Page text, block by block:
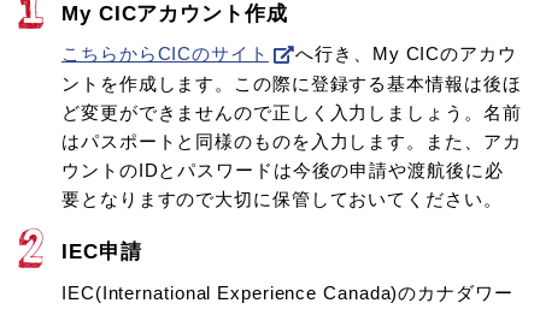
My CICアカウント作成
こちらからCICのサイト
へ行き、My CICのアカウ
ントを作成します。この際に登録する基本情報は後ほ
ど変更ができませんので正しく入力しましょう。名前
はパスポートと同様のものを入力します。また、アカ
ウントのIDとパスワードは今後の申請や渡航後に必
要となりますので大切に保管しておいてください。
IEC申請
IEC(International Experience Canada)のカナダワー